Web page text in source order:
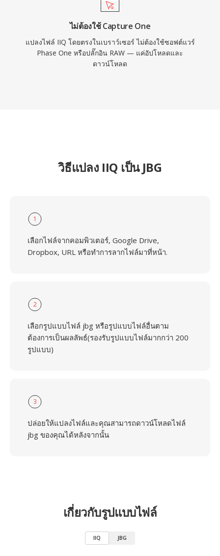
ไม่ต้องใช้ Capture One
แปลงไฟล์ IIQ โดยตรงในเบราว์เซอร์ ไม่ต้องใช้ซอฟต์แวร์
Phase One หรือปลั๊กอิน RAW — แค่อัปโหลดและ
ดาวน์โหลด
วิธีแปลง IIQ เป็น JBG
1
เลือกไฟล์จากคอมพิวเตอร์, Google Drive,
Dropbox, URL หรือทำการลากไฟล์มาที่หน้า.
2
เลือกรูปแบบไฟล์ jbg หรือรูปแบบไฟล์อื่นตาม
ต้องการเป็นผลลัพธ์(รองรับรูปแบบไฟล์มากกว่า 200
รูปแบบ)
3
ปล่อยให้แปลงไฟล์และคุณสามารถดาวน์โหลดไฟล์
jbg ของคุณได้หลังจากนั้น
เกี่ยวกับรูปแบบไฟล์
IIQ JBG